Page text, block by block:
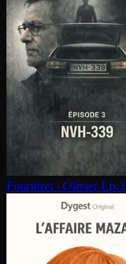
Fourniret / Olivier Ep.3